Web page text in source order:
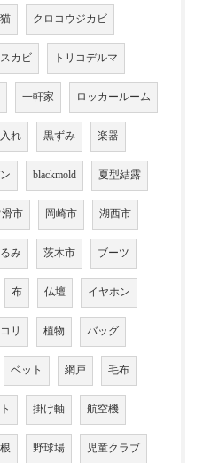
猫 クロコウジカビ
カビ トリコデルマ
一軒家 ロッカールーム
れ 黒ずみ 楽器
blackmold 夏型結露
滑市 岡崎市 湖西市
み 茨木市 ブーツ
布 仏壇 イヤホン
リ 植物 バッグ
ベット 網戸 毛布
掛け軸 航空機
野球場 児童クラブ